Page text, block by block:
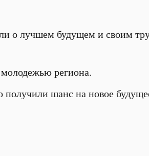
о лучшем будущем и своим
региона.
получили шанс на новое